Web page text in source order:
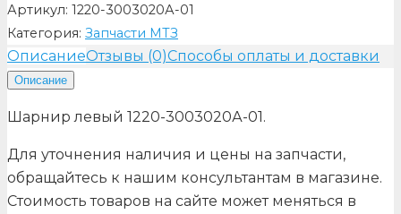
Артикул: 1220-3003020А-01
Категория: Запчасти МТЗ
ОписаниеОтзывы (0)Способы оплаты и доставки
Описание
Шарнир левый 1220-3003020А-01.
Для уточнения наличия и цены на запчасти,
обращайтесь к нашим консультантам в магазине.
Стоимость товаров на сайте может меняться в